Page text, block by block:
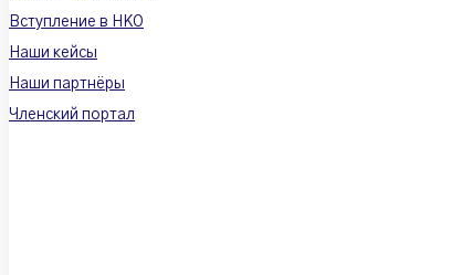
Вступление в НКО
Наши кейсы
Наши партнёры
Членский портал